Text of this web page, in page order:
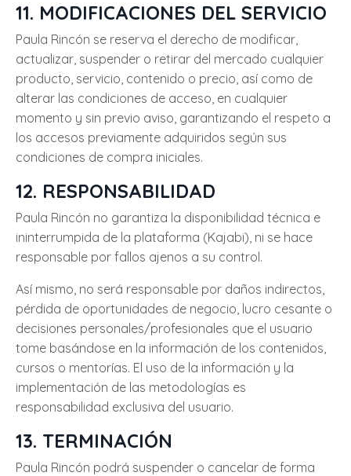
11. MODIFICACIONES DEL SERVICIO
Paula Rincón se reserva el derecho de modificar,
actualizar, suspender o retirar del mercado cualquier
producto, servicio, contenido o precio, así como de
alterar las condiciones de acceso, en cualquier
momento y sin previo aviso, garantizando el respeto a
los accesos previamente adquiridos según sus
condiciones de compra iniciales.
12. RESPONSABILIDAD
Paula Rincón no garantiza la disponibilidad técnica e
ininterrumpida de la plataforma (Kajabi), ni se hace
responsable por fallos ajenos a su control.
Así mismo, no será responsable por daños indirectos,
pérdida de oportunidades de negocio, lucro cesante o
decisiones personales/profesionales que el usuario
tome basándose en la información de los contenidos,
cursos o mentorías. El uso de la información y la
implementación de las metodologías es
responsabilidad exclusiva del usuario.
13. TERMINACIÓN
Paula Rincón podrá suspender o cancelar de forma